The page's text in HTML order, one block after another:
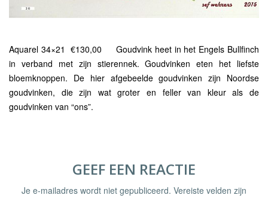
Aquarel 34×21 €130,00 Goudvink heet in het Engels Bullfinch
in verband met zijn stierennek. Goudvinken eten het liefste
bloemknoppen. De hier afgebeelde goudvinken zijn Noordse
goudvinken, die zijn wat groter en feller van kleur als de
goudvinken van “ons”.
GEEF EEN REACTIE
Je e-mailadres wordt niet gepubliceerd. Vereiste velden zijn